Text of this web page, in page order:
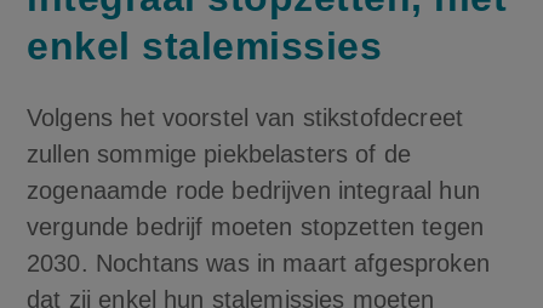
enkel stalemissies
Volgens het voorstel van stikstofdecreet
zullen sommige piekbelasters of de
zogenaamde rode bedrijven integraal hun
vergunde bedrijf moeten stopzetten tegen
2030. Nochtans was in maart afgesproken
dat zij enkel hun stalemissies moeten